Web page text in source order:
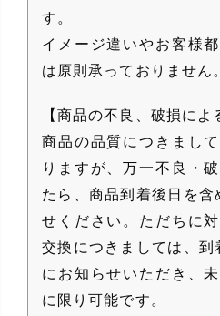
す。
イメージ違いやお客様
は原則承っておりません。
【商品の不良、破損によ
商品の品質につきまし
りますが、万一不良・
たら、商品到着後日を含
せください。ただちに
交換につきましては、到
にお知らせいただき、
に限り可能です。